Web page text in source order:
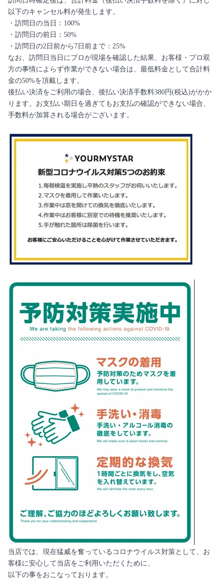
以下のキャンセル料が発生します。
・訪問日の当日：100%
・訪問日の前日：50%
・訪問日の2日前から7日前まで：25%
なお、訪問日当日にプロが現場を確認した結果、お客様・プロ双
方の事情によらず作業ができない場合は、最低料金として合計料
金の50%を頂戴します。
後払い決済をご利用の場合、後払い決済手数料380円(税込)がかか
ります。お支払い期日を過ぎてもお支払の確認ができない場合、
手数料が加算される場合がございます。
当店では、現在猛威を奮っているコロナウイルス対策として、お
客様に安心して当店をご利用いただくために、
以下の事をおこなっております。